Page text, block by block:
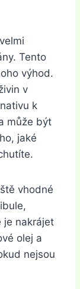
Tento
výhod.
v
k
může být
jaké
vhodné
je nakrájet
olej a
nejsou